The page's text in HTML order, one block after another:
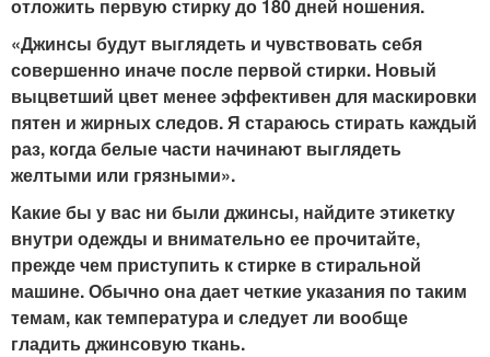
отложить первую стирку до 180 дней ношения.
«Джинсы будут выглядеть и чувствовать себя
совершенно иначе после первой стирки. Новый
выцветший цвет менее эффективен для маскировки
пятен и жирных следов. Я стараюсь стирать каждый
раз, когда белые части начинают выглядеть
желтыми или грязными».
Какие бы у вас ни были джинсы, найдите этикетку
внутри одежды и внимательно ее прочитайте,
прежде чем приступить к стирке в стиральной
машине. Обычно она дает четкие указания по таким
темам, как температура и следует ли вообще
гладить джинсовую ткань.